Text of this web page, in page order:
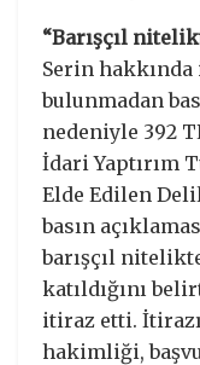
“Barışçıl
Serin
bulunmadan
nedeniyle 392
İdari Yaptırım
Elde Edilen
basın
barışçıl
katıldığını
itiraz etti.
hakimliği,